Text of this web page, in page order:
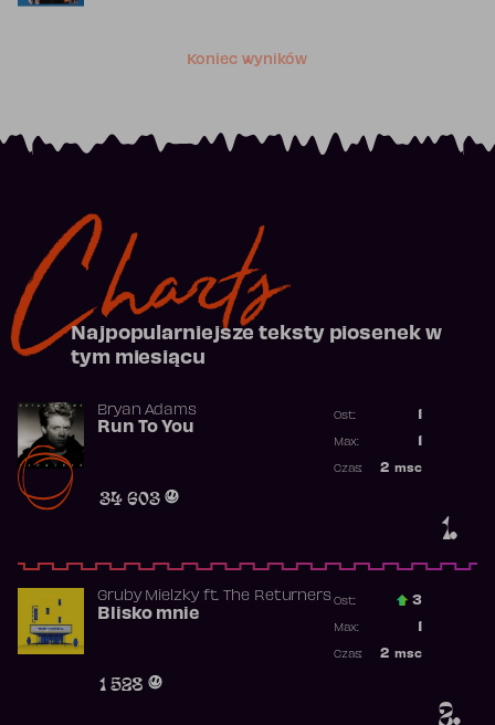
Koniec wyników
Charts
Najpopularniejsze teksty piosenek w
tym miesiącu
1.
Bryan Adams
Run To You
34 603
Ost.:
Max:
2 msc
Czas:
2.
Gruby Mielzkyft. The Returners
Blisko mnie
1 528
Ost.: 3
Max:
2 msc
Czas: